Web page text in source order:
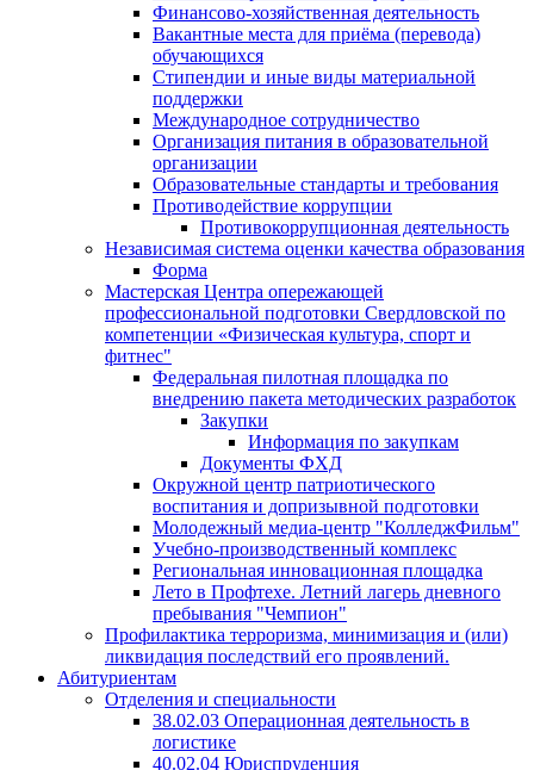
Финансово-хозяйственная деятельность
Вакантные места для приёма (перевода)
обучающихся
Стипендии и иные виды материальной
поддержки
Международное сотрудничество
Организация питания в образовательной
организации
Образовательные стандарты и требования
Противодействие коррупции
Противокоррупционная деятельность
Независимая система оценки качества образования
Форма
Мастерская Центра опережающей
профессиональной подготовки Свердловской по
компетенции «Физическая культура, спорт и
фитнес"
Федеральная пилотная площадка по
внедрению пакета методических разработок
Закупки
Информация по закупкам
Документы ФХД
Окружной центр патриотического
воспитания и допризывной подготовки
Молодежный медиа-центр "КолледжФильм"
Учебно-производственный комплекс
Региональная инновационная площадка
Лето в Профтехе. Летний лагерь дневного
пребывания "Чемпион"
Профилактика терроризма, минимизация и (или)
ликвидация последствий его проявлений.
Абитуриентам
Отделения и специальности
38.02.03 Операционная деятельность в
логистике
40.02.04 Юриспруденция